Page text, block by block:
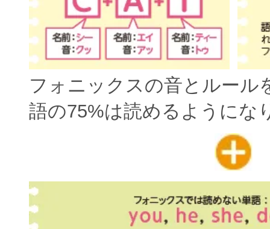
フォニックスの音とルール
語の75%は読めるようにな